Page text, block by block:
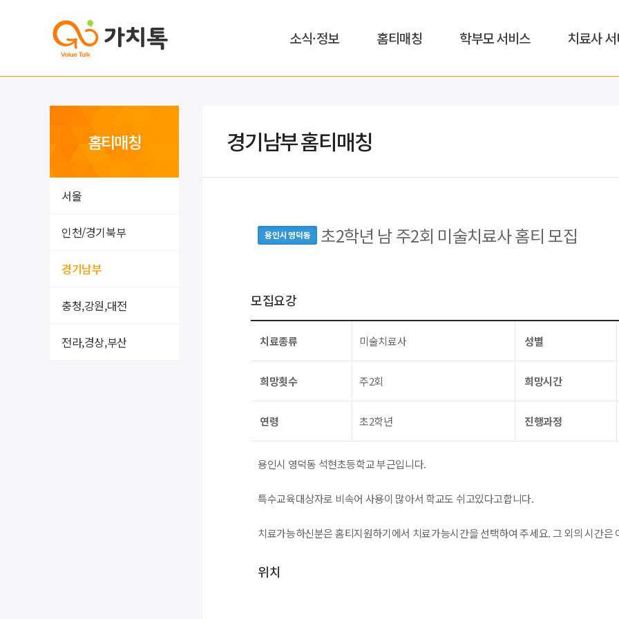
소식·정보 홈티매칭 학부모 서비스 치료사
홈티매칭
서울
인천/경기북부
경기남부
충청,강원,대전
전라,경상,부산
경기남부 홈티매칭
용인시 영덕동 초2학년 남 주2회 미술치료사 홈티 모집
모집요강
치료종류 미술치료사 성별
희망횟수 주2회 희망시간
연령 초2학년 진행과정
용인시 영덕동 석현초등학교 부근입니다.
특수교육대상자로 비속어 사용이 많아서 학교도 쉬고있다고합니다.
치료가능하신분은 홈티지원하기에서 치료가능시간을 선택하여 주세요. 그 외의 시간은
위치